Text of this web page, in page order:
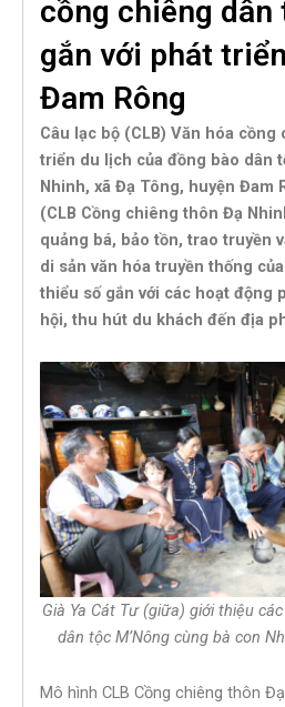
cồng chiêng dân
gắn với phát
Đam Rông
Câu lạc bộ (CLB) Văn hóa
triển du lịch của đồng bào dân
Nhinh, xã Đạ Tông, huyện Đam
(CLB Cồng chiêng thôn Đạ
quảng bá, bảo tồn, trao truyền
di sản văn hóa truyền thống
thiểu số gắn với các hoạt động
hội, thu hút du khách đến địa
Già Ya Cát Tư (giữa) giới thiệu
dân tộc M’Nông cùng bà con
Mô hình CLB Cồng chiêng thôn